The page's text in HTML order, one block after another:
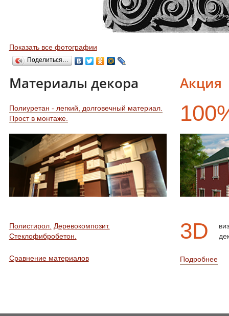
Показать все фотографии
Поделиться…
Акция
3D
Подробнее
Материалы декора
Полиуретан - легкий, долговечный материал.
Прост в монтаже.
Полистирол. Деревокомпозит.
Стеклофибробетон.
Сравнение материалов